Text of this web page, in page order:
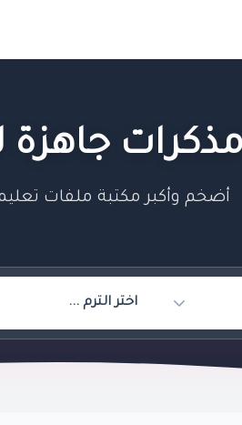
مذكرات جاهزة
أضخم وأكبر مكتبة ملفات